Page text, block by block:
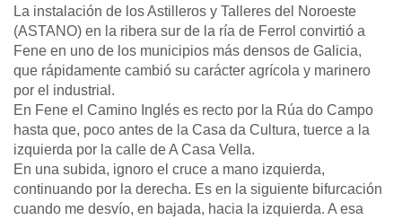
La instalación de los Astilleros y Talleres del Noroeste
(ASTANO) en la ribera sur de la ría de Ferrol convirtió a
Fene en uno de los municipios más densos de Galicia,
que rápidamente cambió su carácter agrícola y marinero
por el industrial.
En Fene el Camino Inglés es recto por la Rúa do Campo
hasta que, poco antes de la Casa da Cultura, tuerce a la
izquierda por la calle de A Casa Vella.
En una subida, ignoro el cruce a mano izquierda,
continuando por la derecha. Es en la siguiente bifurcación
cuando me desvío, en bajada, hacia la izquierda. A esa